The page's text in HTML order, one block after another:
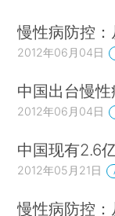
慢性病防控
2012年06月04日
中国出台慢性
2012年06月04日
中国现有2.6
2012年05月21日
慢性病防控